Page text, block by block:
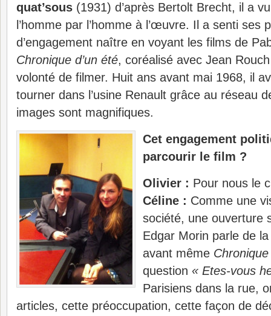
quat’sous (1931) d’après Bertolt Brecht, il a
l’homme par l’homme à l’œuvre. Il a senti ses
d’engagement naître en voyant les films de
Chronique d’un été, coréalisé avec Jean
volonté de filmer. Huit ans avant mai 1968, il
tourner dans l’usine Renault grâce au réseau
images sont magnifiques.
Cet engagement
parcourir le film ?
Olivier : Pour nous le
Céline : Comme une
société, une ouverture
Edgar Morin parle de
avant même Chronique
question « Etes-vous
Parisiens dans la rue,
articles, cette préoccupation, cette façon de